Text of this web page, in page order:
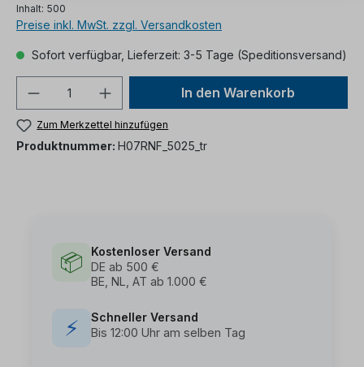
Inhalt: 500
Preise inkl. MwSt. zzgl. Versandkosten
Sofort verfügbar, Lieferzeit: 3-5 Tage (Speditionsversand)
In den Warenkorb
Zum Merkzettel hinzufügen
Produktnummer: H07RNF_5025_tr
📦
Kostenloser Versand
DE ab 500 €
BE, NL, AT ab 1.000 €
⚡
Schneller Versand
Bis 12:00 Uhr am selben Tag